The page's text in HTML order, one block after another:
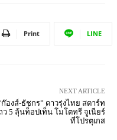
Print LINE
NEXT ARTICLE
ก๊องส์-ธัชกร” ดาวรุ่งไทย สตาร์ท
ว 5 ลุ้นท็อปเท็น โมโตทรี จูเนียร์
ที่โปรตุเกส